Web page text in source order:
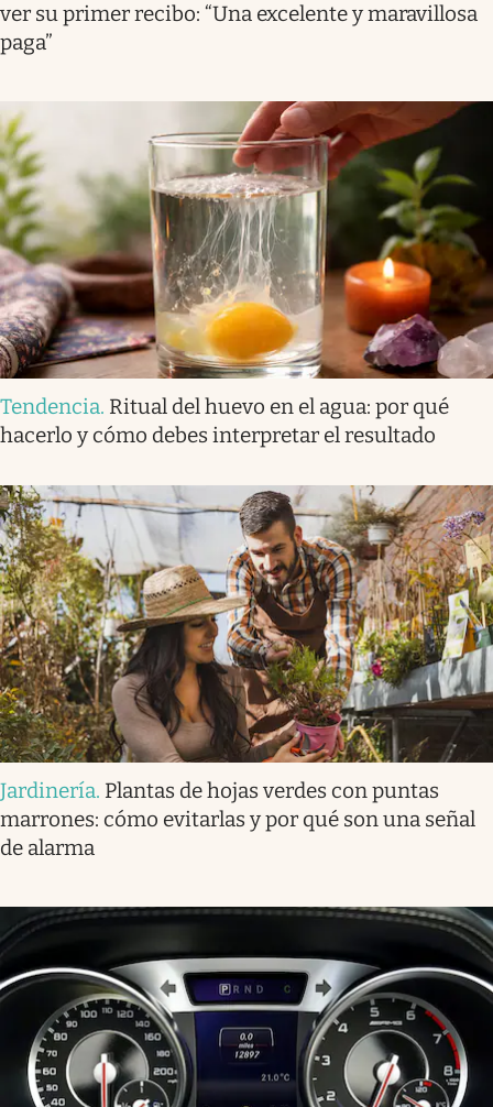
ver su primer recibo: “Una excelente y maravillosa
paga”
Tendencia. Ritual del huevo en el agua: por qué
hacerlo y cómo debes interpretar el resultado
Jardinería. Plantas de hojas verdes con puntas
marrones: cómo evitarlas y por qué son una señal
de alarma